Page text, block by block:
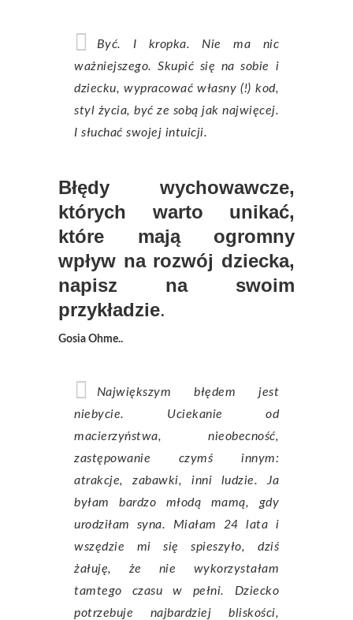
Być. I kropka. Nie ma nic
ważniejszego. Skupić się na sobie i
dziecku, wypracować własny (!) kod,
styl życia, być ze sobą jak najwięcej.
I słuchać swojej intuicji.
Błędy wychowawcze,
których warto unikać,
które mają ogromny
wpływ na rozwój dziecka,
napisz na swoim
przykładzie.
Gosia Ohme..
Największym błędem jest
niebycie. Uciekanie od
macierzyństwa, nieobecność,
zastępowanie czymś innym:
atrakcje, zabawki, inni ludzie. Ja
byłam bardzo młodą mamą, gdy
urodziłam syna. Miałam 24 lata i
wszędzie mi się spieszyło, dziś
żałuję, że nie wykorzystałam
tamtego czasu w pełni. Dziecko
potrzebuje najbardziej bliskości,